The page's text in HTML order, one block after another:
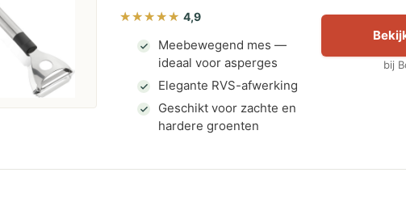
4,9
Meebewegend mes —
ideaal voor asperges
Elegante RVS-afwerking
Geschikt voor zachte en
hardere groenten
bij